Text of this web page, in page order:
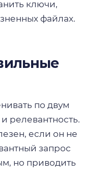
ключи,
файлах.
по двум
релевантность.
если он не
запрос
но приводить